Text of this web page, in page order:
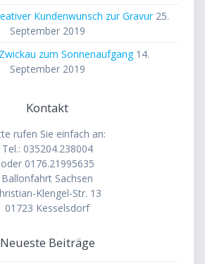
Kundenwunsch zur Gravur 25.
September 2019
zum Sonnenaufgang 14.
September 2019
Kontakt
rufen Sie einfach an:
Tel.: 035204.238004
oder 0176.21995635
Ballonfahrt Sachsen
Klengel-Str. 13
01723 Kesselsdorf
Neueste Beiträge